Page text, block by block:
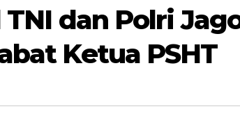
dan Polri
Ketua PSHT